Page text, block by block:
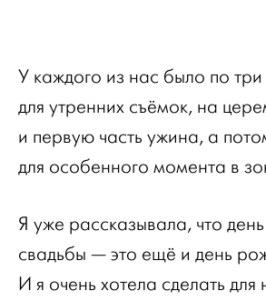
У каждого из нас было по
для утренних съёмок, на
и первую часть ужина, а
для особенного момента в
Я уже рассказывала, что
свадьбы — это ещё и день
И я очень хотела сделать